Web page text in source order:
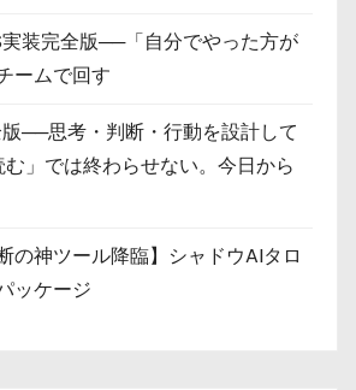
装完全版──「自分でやった方が
ームで回す
──思考・判断・行動を設計して
む」では終わらせない。今日から
の神ツール降臨】シャドウAIタロ
ッケージ